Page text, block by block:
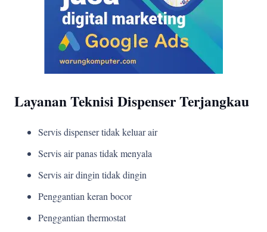
Layanan Teknisi Dispenser Terjangkau
Servis dispenser tidak keluar air
Servis air panas tidak menyala
Servis air dingin tidak dingin
Penggantian keran bocor
Penggantian thermostat